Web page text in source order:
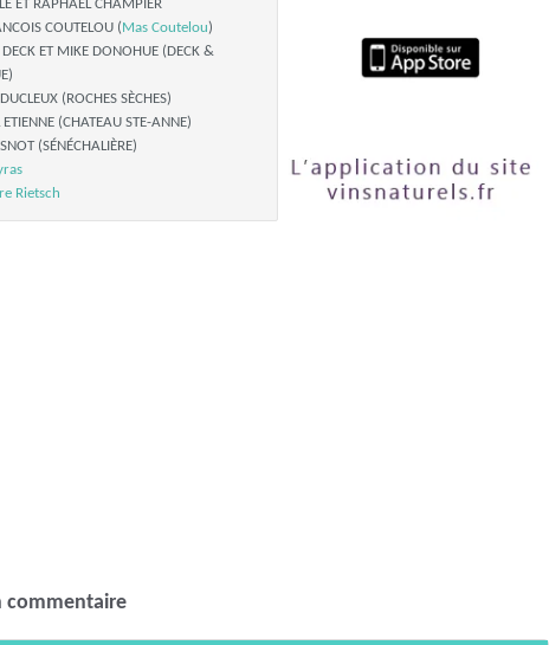
ET RAPHAEL CHAMPIER
COUTELOU (Mas Coutelou)
ET MIKE DONOHUE (DECK &
(ROCHES SÈCHES)
(CHATEAU STE-ANNE)
(SÉNÉCHALIÈRE)
Rietsch
commentaire